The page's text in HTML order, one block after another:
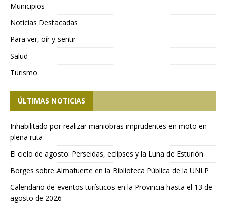
Municipios
Noticias Destacadas
Para ver, oír y sentir
Salud
Turismo
ÚLTIMAS NOTICIAS
Inhabilitado por realizar maniobras imprudentes en moto en
plena ruta
El cielo de agosto: Perseidas, eclipses y la Luna de Esturión
Borges sobre Almafuerte en la Biblioteca Pública de la UNLP
Calendario de eventos turísticos en la Provincia hasta el 13 de
agosto de 2026